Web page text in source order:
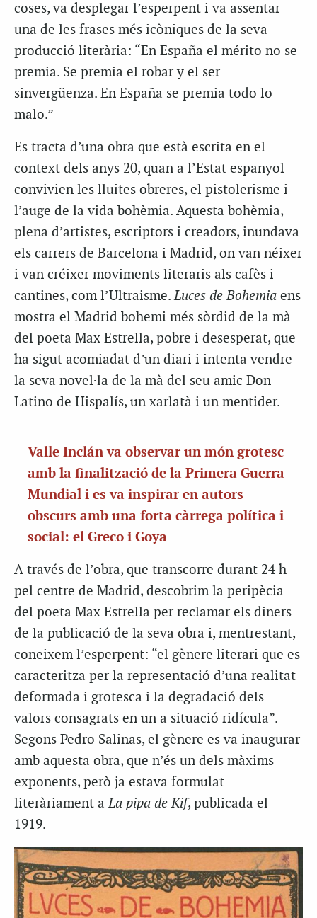
coses, va desplegar l’esperpent i va assentar
una de les frases més icòniques de la seva
producció literària: “En España el mérito no se
premia. Se premia el robar y el ser
sinvergüenza. En España se premia todo lo
malo.”
Es tracta d’una obra que està escrita en el
context dels anys 20, quan a l’Estat espanyol
convivien les lluites obreres, el pistolerisme i
l’auge de la vida bohèmia. Aquesta bohèmia,
plena d’artistes, escriptors i creadors, inundava
els carrers de Barcelona i Madrid, on van néixer
i van créixer moviments literaris als cafès i
cantines, com l’Ultraisme.Luces de Bohemia ens
mostra el Madrid bohemi més sòrdid de la mà
del poeta Max Estrella, pobre i desesperat, que
ha sigut acomiadat d’un diari i intenta vendre
la seva novel·la de la mà del seu amic Don
Latino de Hispalís, un xarlatà i un mentider.
Valle Inclán va observar un món grotesc
amb la finalització de la Primera Guerra
Mundial i es va inspirar en autors
obscurs amb una forta càrrega política i
social: el Greco i Goya
A través de l’obra, que transcorre durant 24 h
pel centre de Madrid, descobrim la peripècia
del poeta Max Estrella per reclamar els diners
de la publicació de la seva obra i, mentrestant,
coneixem l’esperpent: “el gènere literari que es
caracteritza per la representació d’una realitat
deformada i grotesca i la degradació dels
valors consagrats en un a situació ridícula”.
Segons Pedro Salinas, el gènere es va inaugurar
amb aquesta obra, que n’és un dels màxims
exponents, però ja estava formulat
literàriament aLa pipa de Kif, publicada el
1919.